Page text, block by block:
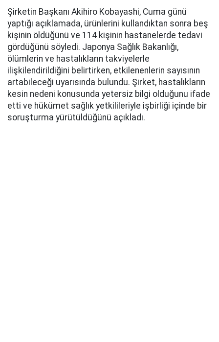
Şirketin Başkanı Akihiro Kobayashi, Cuma günü
yaptığı açıklamada, ürünlerini kullandıktan sonra beş
kişinin öldüğünü ve 114 kişinin hastanelerde tedavi
gördüğünü söyledi. Japonya Sağlık Bakanlığı,
ölümlerin ve hastalıkların takviyelerle
ilişkilendirildiğini belirtirken, etkilenenlerin sayısının
artabileceği uyarısında bulundu. Şirket, hastalıkların
kesin nedeni konusunda yetersiz bilgi olduğunu ifade
etti ve hükümet sağlık yetkilileriyle işbirliği içinde bir
soruşturma yürütüldüğünü açıkladı.